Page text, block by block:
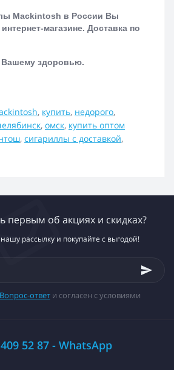
Mackintosh в России Вы
магазине. Доставка по
Вашему здоровью.
, купить, недорого,
, омск, купить оптом
, сигариллы с доставкой,
первым об акциях и скидках?
рассылку и покупайте с выгодой!
Вопрос-ответи согласен с условиями
52 87 - WhatsApp